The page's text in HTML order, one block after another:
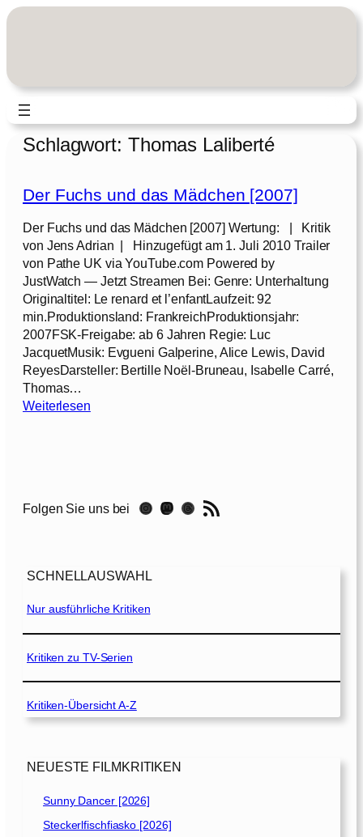
Zum
Schlagwort: Thomas Laliberté
Der Fuchs und das Mädchen [2007]
Der Fuchs und das Mädchen [2007] Wertung: | Kritik
von Jens Adrian | Hinzugefügt am 1. Juli 2010 Trailer
von Pathe UK via YouTube.com Powered by
JustWatch — Jetzt Streamen Bei: Genre: Unterhaltung
Originaltitel: Le renard et l’enfantLaufzeit: 92
min.Produktionsland: FrankreichProduktionsjahr:
2007FSK-Freigabe: ab 6 Jahren Regie: Luc
JacquetMusik: Evgueni Galperine, Alice Lewis, David
ReyesDarsteller: Bertille Noël-Bruneau, Isabelle Carré,
Thomas…
Weiterlesen:
c
n
d
a
s
d
c
e
[
0
Folgen Sie uns bei Instagram Mastodon Threads RSS-Feed
SCHNELLAUSWAHL
Nur ausführliche Kritiken
Kritiken zu TV-Serien
Kritiken-Übersicht A-Z
NEUESTE FILMKRITIKEN
Sunny Dancer [2026]
Steckerlfischfiasko [2026]